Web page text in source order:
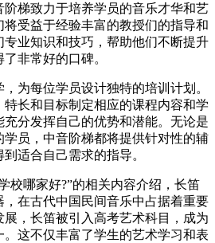
梯致力于培养学员的音乐才华和艺
受益于经验丰富的教授们的指导和
业知识和技巧，帮助他们不断提升
非常好的口碑。
为每位学员设计独特的培训计划。
长和目标制定相应的课程内容和学
分发挥自己的优势和潜能。无论是
员，中音阶梯都将提供针对性的辅
适合自己需求的指导。
校哪家好?”的相关内容介绍，长笛
在古代中国民间音乐中占据着重要
，长笛被引入高考艺术科目，成为
这不仅丰富了学生的艺术学习和表